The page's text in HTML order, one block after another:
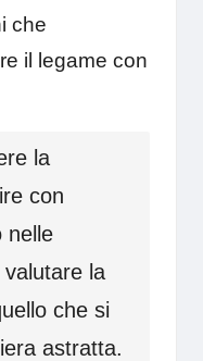
che
il legame con
la
con
nelle
la
che si
astratta.